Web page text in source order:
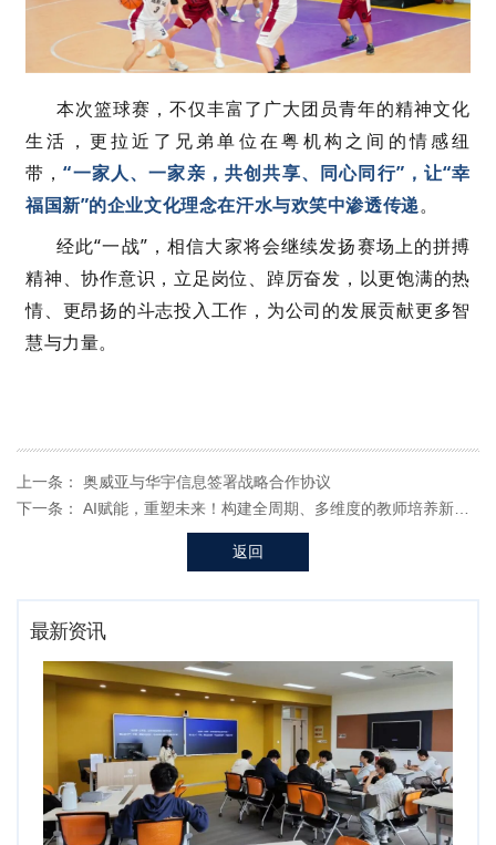
本次篮球赛，不仅丰富了广大团员青年的精神文化
生活，更拉近了兄弟单位在粤机构之间的情感纽
带，“一家人、一家亲，共创共享、同心同行”，让“幸
福国新”的企业文化理念在汗水与欢笑中渗透传递。
经此“一战”，相信大家将会继续发扬赛场上的拼搏
精神、协作意识 ， 立足岗位、踔厉奋发， 以更饱满的热
情、更昂扬的斗志投入工作 ，为公司的发展贡献更多智
慧与力量。
上一条：
奥威亚与华宇信息签署战略合作协议
下一条：
返回
最新资讯